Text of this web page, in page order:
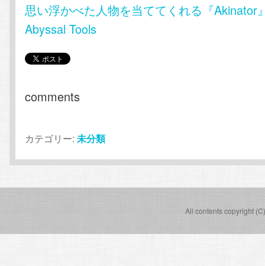
思い浮かべた人物を当ててくれる『Akinator
Abyssal Tools
comments
カテゴリー: 未分類
All contents copyright